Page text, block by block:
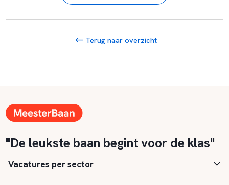
Terug naar overzicht
"De leukste baan begint voor de klas"
Vacatures per sector